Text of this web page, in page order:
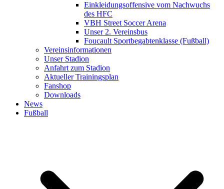
Einkleidungsoffensive vom Nachwuchs
des HFC
VBH Street Soccer Arena
Unser 2. Vereinsbus
Foucault Sportbegabtenklasse (Fußball)
Vereinsinformationen
Unser Stadion
Anfahrt zum Stadion
Aktueller Trainingsplan
Fanshop
Downloads
News
Fußball